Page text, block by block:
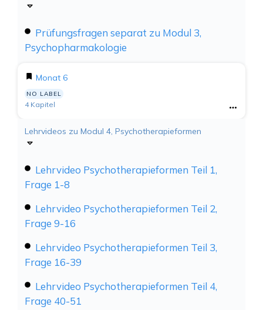
Prüfungsfragen separat zu Modul 3,
Psychopharmakologie
Monat 6
NO LABEL
4 Kapitel
Lehrvideos zu Modul 4, Psychotherapieformen
Lehrvideo Psychotherapieformen Teil 1,
Frage 1-8
Lehrvideo Psychotherapieformen Teil 2,
Frage 9-16
Lehrvideo Psychotherapieformen Teil 3,
Frage 16-39
Lehrvideo Psychotherapieformen Teil 4,
Frage 40-51